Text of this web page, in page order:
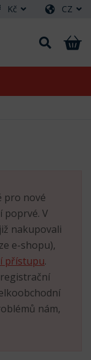
Kč CZ
pro nové
poprvé. V
nakupovali
e-shopu),
přístupu.
nám,